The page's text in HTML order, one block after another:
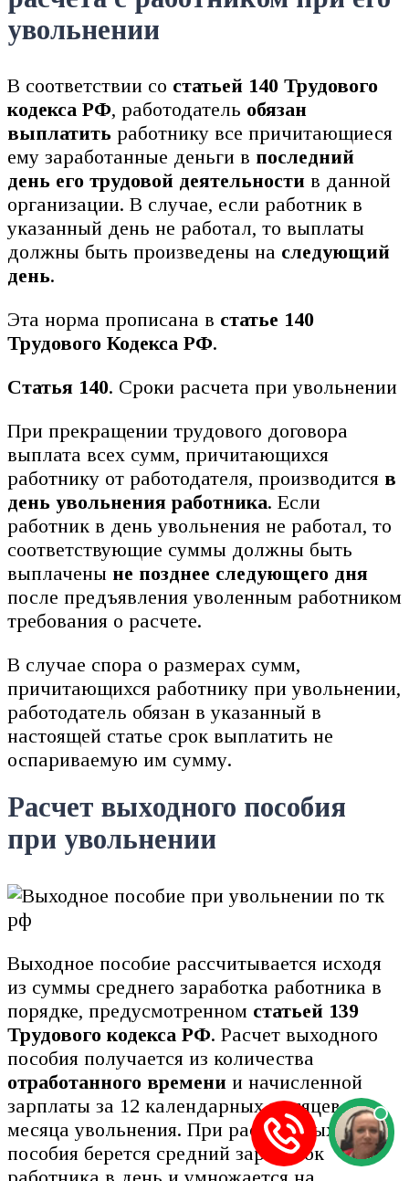
увольнении
В соответствии со статьей 140 Трудового
кодекса РФ, работодатель обязан
выплатить работнику все причитающиеся
ему заработанные деньги в последний
день его трудовой деятельности в данной
организации. В случае, если работник в
указанный день не работал, то выплаты
должны быть произведены на следующий
день.
Эта норма прописана в статье 140
Трудового Кодекса РФ.
Статья 140. Сроки расчета при увольнении
При прекращении трудового договора
выплата всех сумм, причитающихся
работнику от работодателя, производится в
день увольнения работника. Если
работник в день увольнения не работал, то
соответствующие суммы должны быть
выплачены не позднее следующего дня
после предъявления уволенным работником
требования о расчете.
В случае спора о размерах сумм,
причитающихся работнику при увольнении,
работодатель обязан в указанный в
настоящей статье срок выплатить не
оспариваемую им сумму.
Расчет выходного пособия
при увольнении
Выходное пособие рассчитывается исходя
из суммы среднего заработка работника в
порядке, предусмотренном статьей 139
Трудового кодекса РФ. Расчет выходного
пособия получается из количества
отработанного времени и начисленной
зарплаты за 12 календарных месяцев, до
месяца увольнения. При расчете выходного
пособия берется средний заработок